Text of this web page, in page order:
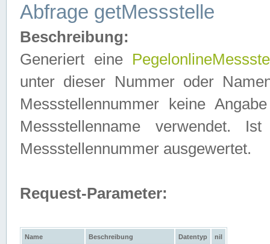
Abfrage getMessstelle
Beschreibung:
Generiert eine
unter dieser Nummer oder
Messstellennummer keine
Messstellenname verwendet.
Messstellennummer ausgewertet.
Request-Parameter:
Name Beschreibung Datentyp nil